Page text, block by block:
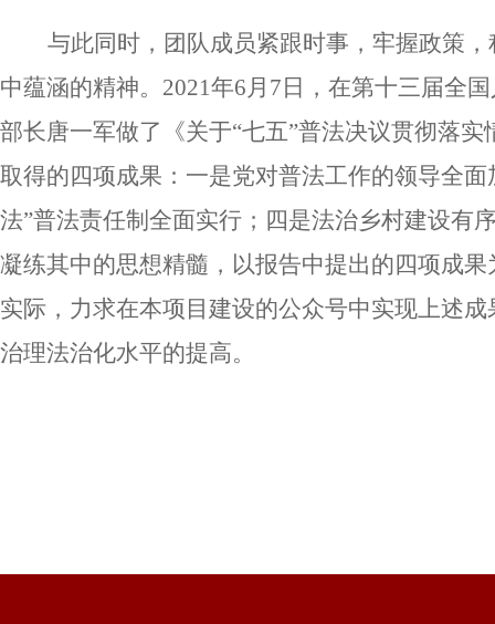
与此同时，团队成员紧跟时事，牢握政策
中蕴涵的精神。 2021年6月7日，在第十三届全
部长唐一军做了《关于“七五”普法决议贯彻落
取得的四项成果：一是党对普法工作的领导全
法”普法责任制全面实行；四是法治乡村建设有
凝练其中的思想精髓，以报告中提出的四项成
实际，力求在本项目建设的公众号中实现上述
治理法治化水平的提高。